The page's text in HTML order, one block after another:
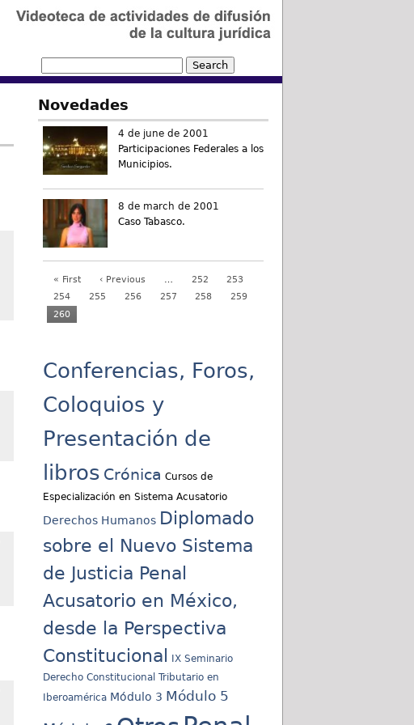
Novedades
4 de june de 2001
Participaciones Federales a los
Municipios.
8 de march de 2001
Caso Tabasco.
« First ‹ Previous … 252
253
254
255 256 257 258
259
260
Conferencias, Foros,
Coloquios y
Presentación de
libros Crónica Cursos de
Especialización en Sistema Acusatorio
Derechos Humanos Diplomado
sobre el Nuevo Sistema
de Justicia Penal
Acusatorio en México,
desde la Perspectiva
Constitucional
IX Seminario
Derecho Constitucional Tributario en
Iberoamérica Módulo 3 Módulo 5